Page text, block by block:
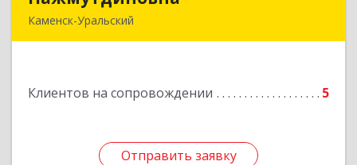
Каменск-Уральский
Клиентов на сопровождении 5
Отправить заявку
Подробнее
Отправить заявку